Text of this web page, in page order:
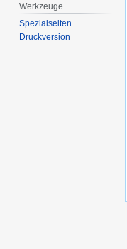
Werkzeuge
Spezialseiten
Druckversion